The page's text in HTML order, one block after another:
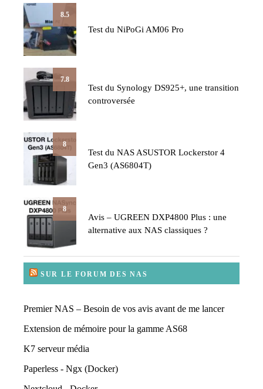
8.5
Test du NiPoGi AM06 Pro
7.8
Test du Synology DS925+, une transition
controversée
8
Test du NAS ASUSTOR Lockerstor 4
Gen3 (AS6804T)
8
Avis – UGREEN DXP4800 Plus : une
alternative aux NAS classiques ?
SUR LE FORUM DES NAS
Premier NAS – Besoin de vos avis avant de me lancer
Extension de mémoire pour la gamme AS68
K7 serveur média
Paperless - Ngx (Docker)